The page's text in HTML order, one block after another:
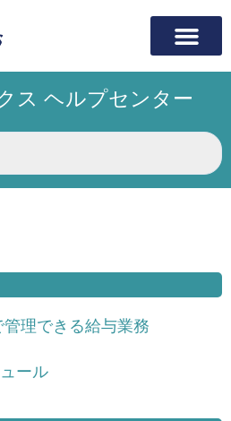
ス ヘルプセンター
理できる給与業務
ール